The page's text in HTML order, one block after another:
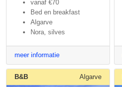
vanaf €70
Bed en breakfast
Algarve
Nora, silves
meer informatie
B&B Algarve